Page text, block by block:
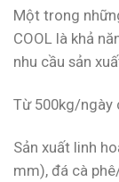
Một trong
COOL là khả
nhu cầu sản
Từ 500kg/ngày
Sản xuất linh
mm), đá cà